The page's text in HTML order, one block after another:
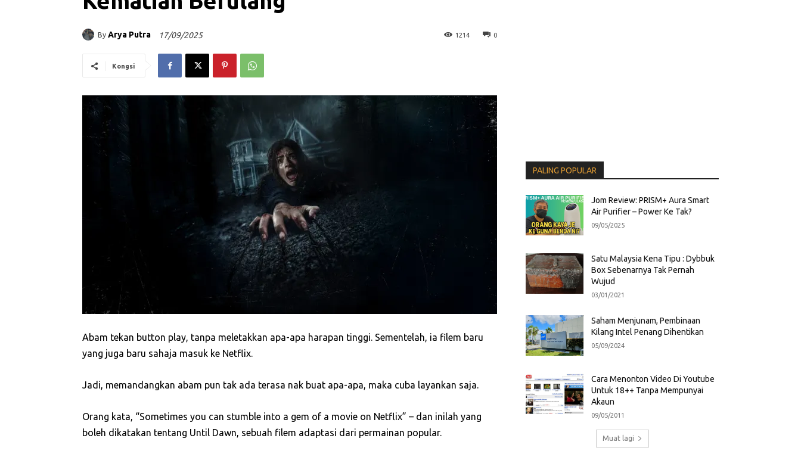
By Arya Putra 17/09/2025 0
1214
Kongsi
Abam tekan button play, tanpa meletakkan apa-apa harapan tinggi. Sementelah, ia filem baru
yang juga baru sahaja masuk ke Netflix.
Jadi, memandangkan abam pun tak ada terasa nak buat apa-apa, maka cuba layankan saja.
Orang kata, “Sometimes you can stumble into a gem of a movie on Netflix” – dan inilah yang
boleh dikatakan tentang Until Dawn, sebuah filem adaptasi dari permainan popular.
PALING POPULAR
Jom Review: PRISM+ Aura Smart
Air Purifier – Power Ke Tak?
09/05/2025
Satu Malaysia Kena Tipu : Dybbuk
Box Sebenarnya Tak Pernah
Wujud
03/01/2021
Saham Menjunam, Pembinaan
Kilang Intel Penang Dihentikan
05/09/2024
Cara Menonton Video Di Youtube
Untuk 18++ Tanpa Mempunyai
Akaun
09/05/2011
Muat lagi